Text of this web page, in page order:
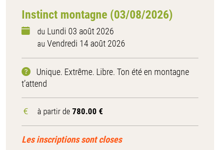
Instinct montagne (03/08/2026)
du Lundi 03 août 2026
au Vendredi 14 août 2026
Unique. Extrême. Libre. Ton été en montagne
t’attend
à partir de 780.00 €
Les inscriptions sont closes